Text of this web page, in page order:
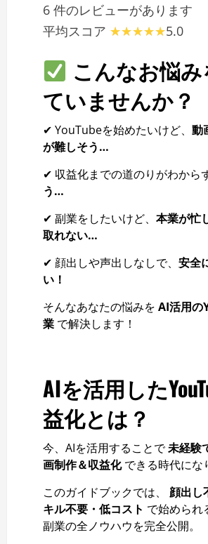
6 件のレビューがあります
平均スコア
5.0
こんなお悩み
ていませんか？
✔ YouTubeを始めたいけど、 動
が難しそう…
✔ 収益化までの道のりがわからず
う…
✔ 副業をしたいけど、 本業が忙
取れない…
✔ 顔出しや声出しなしで、 安全
い！
そんなあなたの悩みを AI活用の
業 で解決します！
AIを活用した
益化とは？
今、AIを活用することで未経験
画制作＆収益化できる時代にな
このガイドブックでは、 顔出し
キル不要・低コスト で始められ
副業の全ノウハウを完全公開。